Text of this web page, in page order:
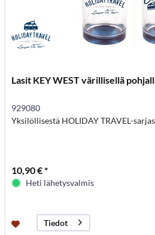
Lasit KEY WEST värillisellä
929080
Yksilöllisestä HOLIDAY TRAVEL-
10,90 € *
Heti lähetysvalmis
Tiedot